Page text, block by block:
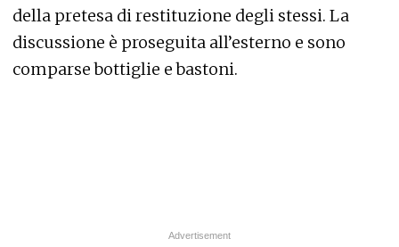
della pretesa di restituzione degli stessi. La
discussione è proseguita all’esterno e sono
comparse bottiglie e bastoni.